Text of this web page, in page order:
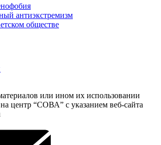
антиэкстремизм
обществе
или ином их использовании
центр “СОВА” с указанием веб-сайта